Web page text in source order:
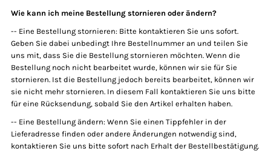
Wie kann ich meine Bestellung stornieren oder ändern?
-- Eine Bestellung stornieren: Bitte kontaktieren Sie uns sofort.
Geben Sie dabei unbedingt Ihre Bestellnummer an und teilen Sie
uns mit, dass Sie die Bestellung stornieren möchten. Wenn die
Bestellung noch nicht bearbeitet wurde, können wir sie für Sie
stornieren. Ist die Bestellung jedoch bereits bearbeitet, können wir
sie nicht mehr stornieren. In diesem Fall kontaktieren Sie uns bitte
für eine Rücksendung, sobald Sie den Artikel erhalten haben.
-- Eine Bestellung ändern: Wenn Sie einen Tippfehler in der
Lieferadresse finden oder andere Änderungen notwendig sind,
kontaktieren Sie uns bitte sofort nach Erhalt der Bestellbestätigung.